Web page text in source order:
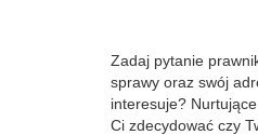
Zadaj pytanie
sprawy oraz swój
interesuje?
Ci zdecydować czy